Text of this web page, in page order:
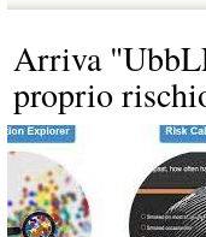
Arriva
proprio